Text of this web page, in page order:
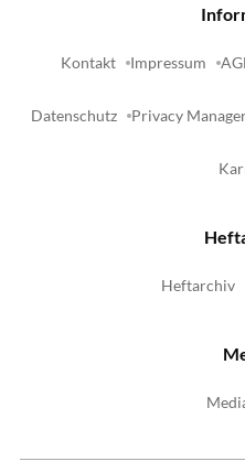
Kontakt Impressum
Datenschutz Privacy
Heftarchiv